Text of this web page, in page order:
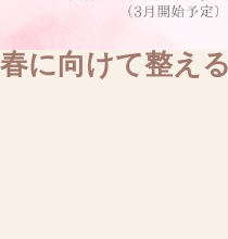
春に向けて整え